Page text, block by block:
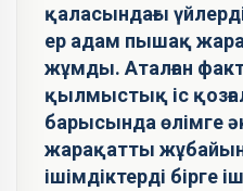
қаласындағы
ер адам пышақ
жұмды. Аталған
қылмыстық іс
барысында өлімге
жарақатты
ішімдіктерді бірге